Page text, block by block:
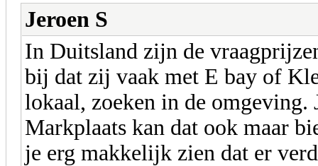
Jeroen S
In Duitsland zijn de
bij dat zij vaak met E bay of
lokaal, zoeken in de omgeving.
Markplaats kan dat ook maar
je erg makkelijk zien dat er